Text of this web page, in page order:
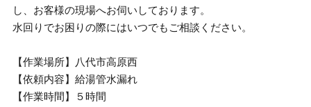
し、お客様の現場へお伺いしております。
水回りでお困りの際にはいつでもご相談ください。
【作業場所】八代市高原西
【依頼内容】給湯管水漏れ
【作業時間】５時間